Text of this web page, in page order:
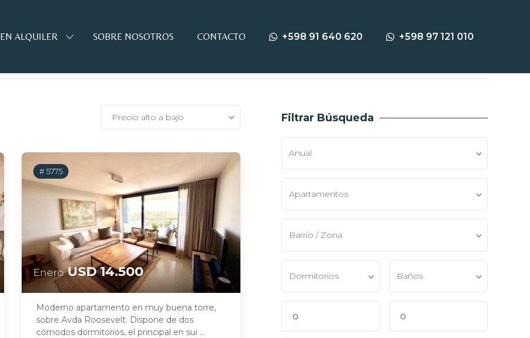
EN ALQUILER SOBRE NOSOTROS CONTACTO +598 91 640 620 +598 97 121 010
Precio alto a bajo
# 5775
EneroUSD 14.500
Moderno apartamento en muy buena torre,
sobre Avda Roosevelt. Dispone de dos
cómodos dormitorios, el principal en sui ...
Filtrar Búsqueda
Anual
Apartamentos
Barrio / Zona
Dormitorios Baños